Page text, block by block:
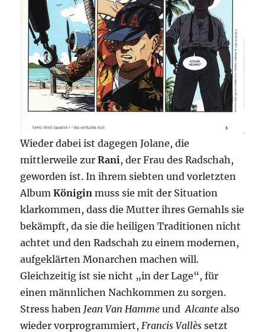
Wieder dabei ist dagegen Jolane, die
mittlerweile zurRani , der Frau des Radschah,
geworden ist. In ihrem siebten und vorletzten
AlbumKönigin muss sie mit der Situation
klarkommen, dass die Mutter ihres Gemahls sie
bekämpft, da sie die heiligen Traditionen nicht
achtet und den Radschah zu einem modernen,
aufgeklärten Monarchen machen will.
Gleichzeitig ist sie nicht „in der Lage“, für
einen männlichen Nachkommen zu sorgen.
Stress haben Jean Van Hamme undAlcante also
wieder vorprogrammiert, Francis Vallès setzt